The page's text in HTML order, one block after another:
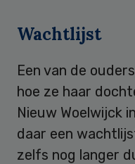
Wachtlijst
Een van de
hoe ze haar
Nieuw Woelwijck
daar een
zelfs nog langer